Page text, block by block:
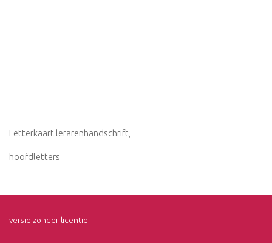
Letterkaart lerarenhandschrift,
hoofdletters
versie zonder licentie